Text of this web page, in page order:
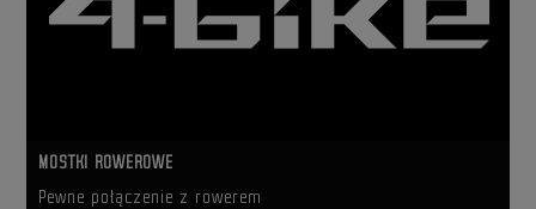
MOSTKI ROWEROWE
Pewne połączenie z rowerem